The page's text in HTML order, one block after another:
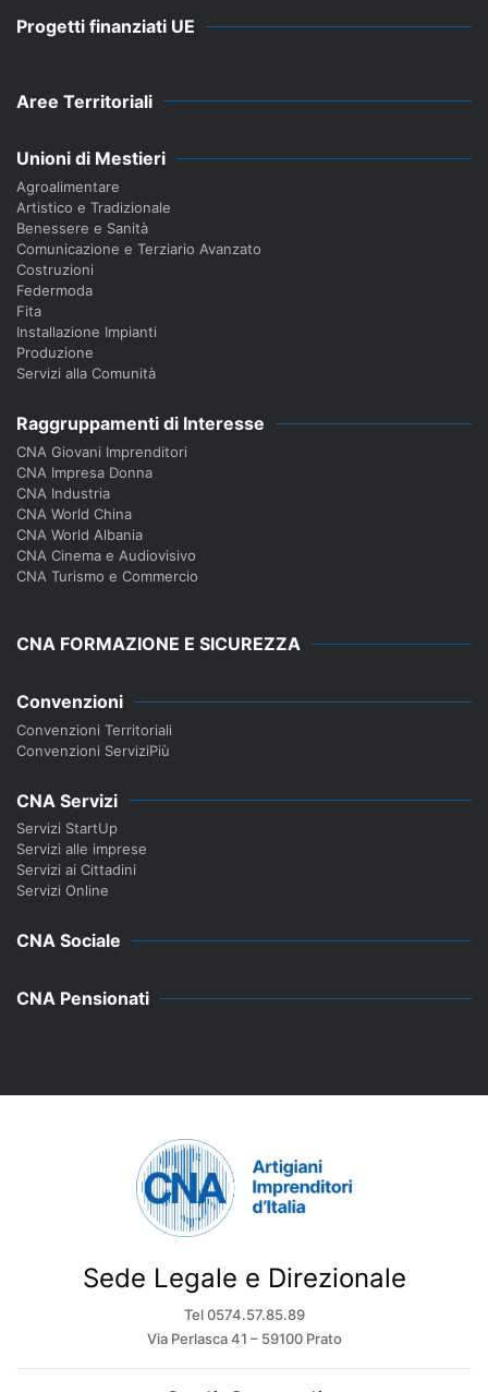
Progetti finanziati UE
Aree Territoriali
Unioni di Mestieri
Agroalimentare
Artistico e Tradizionale
Benessere e Sanità
Comunicazione e Terziario Avanzato
Costruzioni
Federmoda
Fita
Installazione Impianti
Produzione
Servizi alla Comunità
Raggruppamenti di Interesse
CNA Giovani Imprenditori
CNA Impresa Donna
CNA Industria
CNA World China
CNA World Albania
CNA Cinema e Audiovisivo
CNA Turismo e Commercio
CNA FORMAZIONE E SICUREZZA
Convenzioni
Convenzioni Territoriali
Convenzioni ServiziPiù
CNA Servizi
Servizi StartUp
Servizi alle imprese
Servizi ai Cittadini
Servizi Online
CNA Sociale
CNA Pensionati
Sede Legale e Direzionale
Tel 0574.57.85.89
Via Perlasca 41 – 59100 Prato